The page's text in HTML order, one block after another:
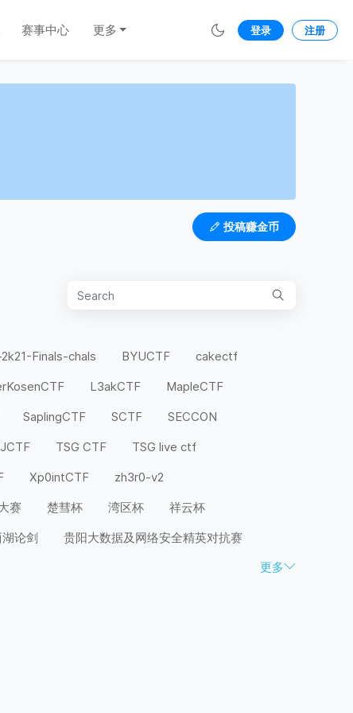
赛事中心 更多 登录 注册
投稿赚金币
Finals-chals BYUCTF
cakectf
L3akCTF
MapleCTF
SaplingCTF SCTF
SECCON
TSG CTF
TSG live ctf
Xp0intCTF
zh3r0-v2
赛 楚彗杯 湾区杯
祥云杯
论剑
贵阳大数据及网络安全精英对抗赛
更多